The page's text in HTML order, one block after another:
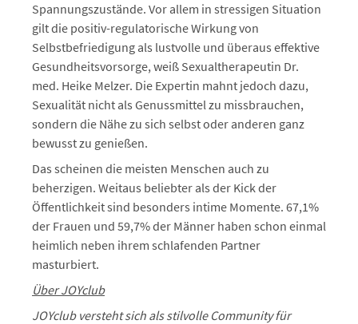
Spannungszustände. Vor allem in stressigen Situation
gilt die positiv-regulatorische Wirkung von
Selbstbefriedigung als lustvolle und überaus effektive
Gesundheitsvorsorge, weiß Sexualtherapeutin Dr.
med. Heike Melzer. Die Expertin mahnt jedoch dazu,
Sexualität nicht als Genussmittel zu missbrauchen,
sondern die Nähe zu sich selbst oder anderen ganz
bewusst zu genießen.
Das scheinen die meisten Menschen auch zu
beherzigen. Weitaus beliebter als der Kick der
Öffentlichkeit sind besonders intime Momente. 67,1%
der Frauen und 59,7% der Männer haben schon einmal
heimlich neben ihrem schlafenden Partner
masturbiert.
Über JOYclub
JOYclub versteht sich als stilvolle Community für